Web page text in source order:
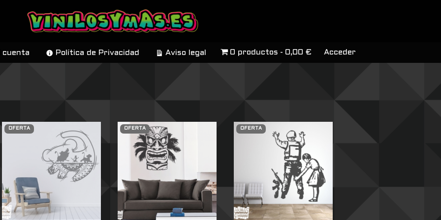
cuenta Política de Privacidad Aviso legal 0 productos 0,00 € Acceder
OFERTA OFERTA OFERTA